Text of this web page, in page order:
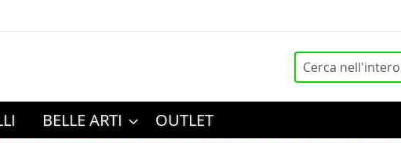
Cerca
BELLE ARTI OUTLET